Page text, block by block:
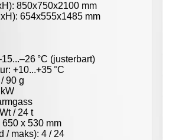
850x750x2100 mm
654x555x1485 mm
°C (justerbart)
+10...+35 °C
90 g
/ 24 t
x 530 mm
/ maks): 4 / 24